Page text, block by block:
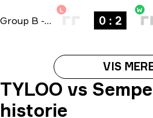
Group B - bo3
L
0 : 2
W
VIS
TYLOO vs
historie